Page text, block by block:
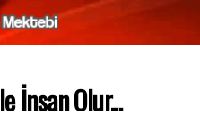
İnsan Olur...